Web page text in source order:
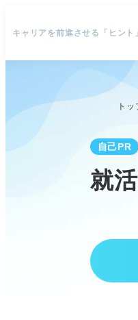
キャリアを前進させる「ヒント
トッ
自己PR
就
業